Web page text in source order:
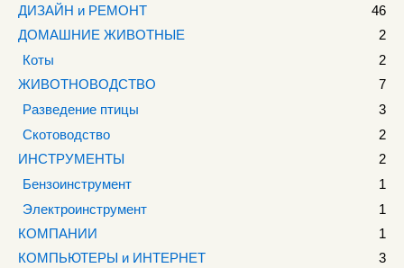
ДИЗАЙН и РЕМОНТ
46
ДОМАШНИЕ ЖИВОТНЫЕ
2
Коты
2
ЖИВОТНОВОДСТВО
7
Разведение птицы
3
Скотоводство
2
ИНСТРУМЕНТЫ
2
Бензоинструмент
1
Электроинструмент
1
КОМПАНИИ
1
КОМПЬЮТЕРЫ и ИНТЕРНЕТ
3